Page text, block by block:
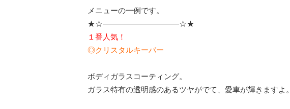
メニューの一例です。
★☆——————————☆★
１番人気！
◎クリスタルキーパー
ボディガラスコーティング。
ガラス特有の透明感のあるツヤがでて、愛車が輝きますよ。